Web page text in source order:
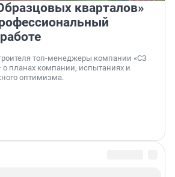
кварталов»
топ-менеджеры компании «СЗ
о планах компании, испытаниях и
оптимизма.